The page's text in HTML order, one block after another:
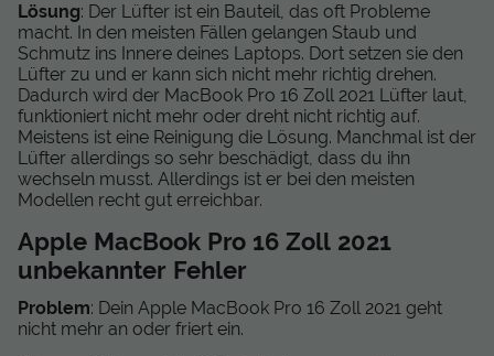
Lösung: Der Lüfter ist ein Bauteil, das oft Probleme
macht. In den meisten Fällen gelangen Staub und
Schmutz ins Innere deines Laptops. Dort setzen sie den
Lüfter zu und er kann sich nicht mehr richtig drehen.
Dadurch wird der MacBook Pro 16 Zoll 2021 Lüfter laut,
funktioniert nicht mehr oder dreht nicht richtig auf.
Meistens ist eine Reinigung die Lösung. Manchmal ist der
Lüfter allerdings so sehr beschädigt, dass du ihn
wechseln musst. Allerdings ist er bei den meisten
Modellen recht gut erreichbar.
Apple MacBook Pro 16 Zoll 2021
unbekannter Fehler
Problem: Dein Apple MacBook Pro 16 Zoll 2021 geht
nicht mehr an oder friert ein.